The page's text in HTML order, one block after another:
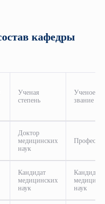
кафедры
Ученая
степень
Ученое
звание
Доктор
медицинских
наук
Профессор
Кандидат
медицинских
наук
Кандидат
наук